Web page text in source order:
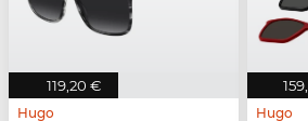
119,20 €
Hugo
Hugo